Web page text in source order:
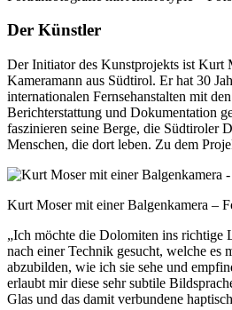
Der Künstler
Der Initiator des Kunstprojekts ist Kurt
Kameramann aus Südtirol. Er hat 30
internationalen Fernsehanstalten mit
Berichterstattung und Dokumentation
faszinieren seine Berge, die Südtiroler
Menschen, die dort leben. Zu dem
Kurt Moser mit einer Balgenkamera –
„Ich möchte die Dolomiten ins richtige
nach einer Technik gesucht, welche es
abzubilden, wie ich sie sehe und
erlaubt mir diese sehr subtile
Glas und das damit verbundene